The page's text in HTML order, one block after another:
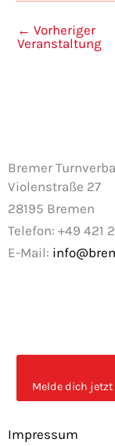
← Vorheriger
Veranstaltung
Bremer
Violenstraße 27
28195 Bremen
Telefon: +49 421
E-Mail:
a
c
n
s
Melde dich
Impressum